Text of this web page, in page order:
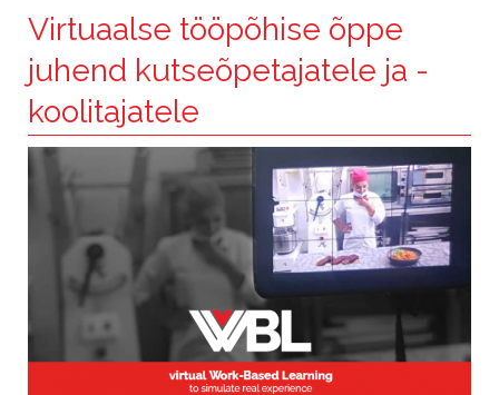
Virtuaalse tööpõhise õppe
juhend kutseõpetajatele ja -
koolitajatele